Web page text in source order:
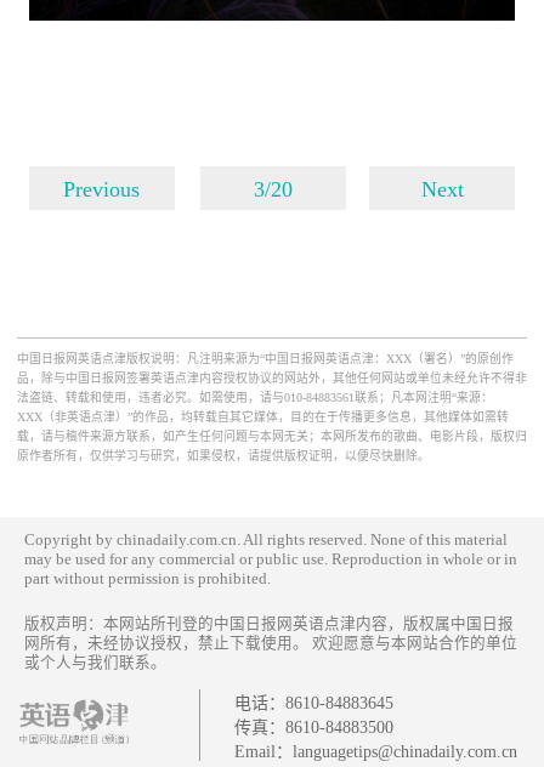
Previous 3/20 Next
中国日报网英语点津版权说明：凡注明来源为“中国日报网英语点津：XXX（署名）”的原创作
品，除与中国日报网签署英语点津内容授权协议的网站外，其他任何网站或单位未经允许不得非
法盗链、转载和使用，违者必究。如需使用，请与010-84883561联系；凡本网注明“来源：
XXX（非英语点津）”的作品，均转载自其它媒体，目的在于传播更多信息，其他媒体如需转
载，请与稿件来源方联系，如产生任何问题与本网无关；本网所发布的歌曲、电影片段，版权归
原作者所有，仅供学习与研究，如果侵权，请提供版权证明，以便尽快删除。
Copyright by chinadaily.com.cn. All rights reserved. None of this material
may be used for any commercial or public use. Reproduction in whole or in
part without permission is prohibited.
版权声明：本网站所刊登的中国日报网英语点津内容，版权属中国日报
网所有，未经协议授权，禁止下载使用。 欢迎愿意与本网站合作的单位
或个人与我们联系。
电话： 8610-84883645
传真： 8610-84883500
Email： languagetips@chinadaily.com.cn